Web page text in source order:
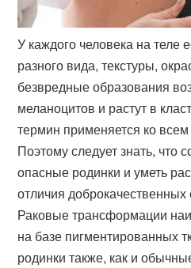
У каждого человека на теле
разного вида, текстуры,
безвредные образования
меланоцитов и растут в
термин применяется ко
Поэтому следует знать, что
опасные родинки и уметь
отличия доброкачественных
Раковые трансформации
на базе пигментированных
родинки также, как и